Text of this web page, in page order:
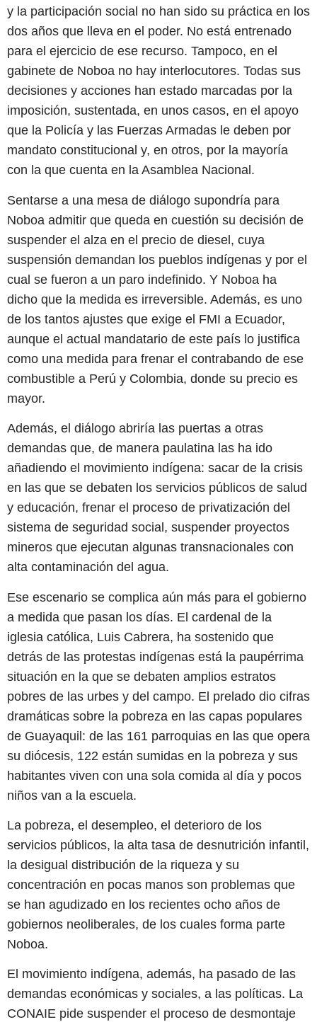
y la participación social no han sido su práctica en los
dos años que lleva en el poder. No está entrenado
para el ejercicio de ese recurso. Tampoco, en el
gabinete de Noboa no hay interlocutores. Todas sus
decisiones y acciones han estado marcadas por la
imposición, sustentada, en unos casos, en el apoyo
que la Policía y las Fuerzas Armadas le deben por
mandato constitucional y, en otros, por la mayoría
con la que cuenta en la Asamblea Nacional.
Sentarse a una mesa de diálogo supondría para
Noboa admitir que queda en cuestión su decisión de
suspender el alza en el precio de diesel, cuya
suspensión demandan los pueblos indígenas y por el
cual se fueron a un paro indefinido. Y Noboa ha
dicho que la medida es irreversible. Además, es uno
de los tantos ajustes que exige el FMI a Ecuador,
aunque el actual mandatario de este país lo justifica
como una medida para frenar el contrabando de ese
combustible a Perú y Colombia, donde su precio es
mayor.
Además, el diálogo abriría las puertas a otras
demandas que, de manera paulatina las ha ido
añadiendo el movimiento indígena: sacar de la crisis
en las que se debaten los servicios públicos de salud
y educación, frenar el proceso de privatización del
sistema de seguridad social, suspender proyectos
mineros que ejecutan algunas transnacionales con
alta contaminación del agua.
Ese escenario se complica aún más para el gobierno
a medida que pasan los días. El cardenal de la
iglesia católica, Luis Cabrera, ha sostenido que
detrás de las protestas indígenas está la paupérrima
situación en la que se debaten amplios estratos
pobres de las urbes y del campo. El prelado dio cifras
dramáticas sobre la pobreza en las capas populares
de Guayaquil: de las 161 parroquias en las que opera
su diócesis, 122 están sumidas en la pobreza y sus
habitantes viven con una sola comida al día y pocos
niños van a la escuela.
La pobreza, el desempleo, el deterioro de los
servicios públicos, la alta tasa de desnutrición infantil,
la desigual distribución de la riqueza y su
concentración en pocas manos son problemas que
se han agudizado en los recientes ocho años de
gobiernos neoliberales, de los cuales forma parte
Noboa.
El movimiento indígena, además, ha pasado de las
demandas económicas y sociales, a las políticas. La
CONAIE pide suspender el proceso de desmontaje